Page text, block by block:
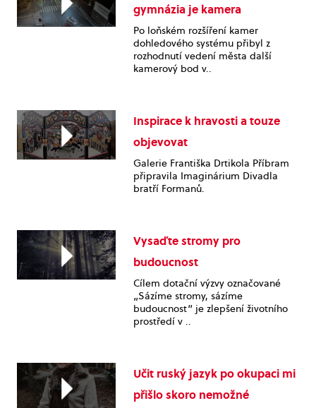
gymnázia je kamera
Po loňském rozšíření kamer
dohledového systému přibyl z
rozhodnutí vedení města další
kamerový bod v..
Inspirace k hravosti a touze
objevovat
Galerie Františka Drtikola Příbram
připravila Imaginárium Divadla
bratří Formanů.
Vysaďte stromy pro
budoucnost
Cílem dotační výzvy označované
„Sázíme stromy, sázíme
budoucnost“ je zlepšení životního
prostředí v ..
Učit ruský jazyk po okupaci mi
přišlo skoro nemožné